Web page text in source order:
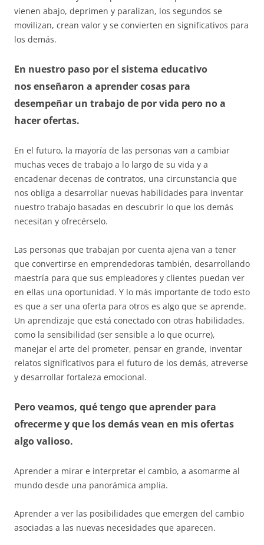
vienen abajo, deprimen y paralizan, los segundos se
movilizan, crean valor y se convierten en significativos para
los demás.
En nuestro paso por el sistema educativo
nos enseñaron a aprender cosas para
desempeñar un trabajo de por vida pero no a
hacer ofertas.
En el futuro, la mayoría de las personas van a cambiar
muchas veces de trabajo a lo largo de su vida y a
encadenar decenas de contratos, una circunstancia que
nos obliga a desarrollar nuevas habilidades para inventar
nuestro trabajo basadas en descubrir lo que los demás
necesitan y ofrecérselo.
Las personas que trabajan por cuenta ajena van a tener
que convertirse en emprendedoras también, desarrollando
maestría para que sus empleadores y clientes puedan ver
en ellas una oportunidad. Y lo más importante de todo esto
es que a ser una oferta para otros es algo que se aprende.
Un aprendizaje que está conectado con otras habilidades,
como la sensibilidad (ser sensible a lo que ocurre),
manejar el arte del prometer, pensar en grande, inventar
relatos significativos para el futuro de los demás, atreverse
y desarrollar fortaleza emocional.
Pero veamos, qué tengo que aprender para
ofrecerme y que los demás vean en mis ofertas
algo valioso.
Aprender a mirar e interpretar el cambio, a asomarme al
mundo desde una panorámica amplia.
Aprender a ver las posibilidades que emergen del cambio
asociadas a las nuevas necesidades que aparecen.